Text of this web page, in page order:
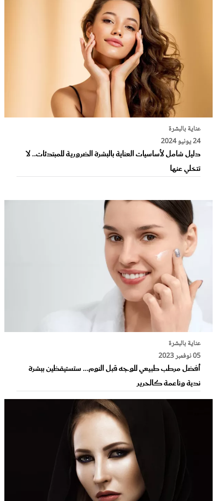
عناية بالبشرة
24 يونيو 2024
دليل شامل لأساسيات العناية بالبشرة الضرورية للمبتدئات.. لا
تتخلي عنها
عناية بالبشرة
05 نوفمبر 2023
أفضل مرطب طبيعي للوجه قبل النوم... ستستيقظين ببشرة
ندية وناعمة كالحرير